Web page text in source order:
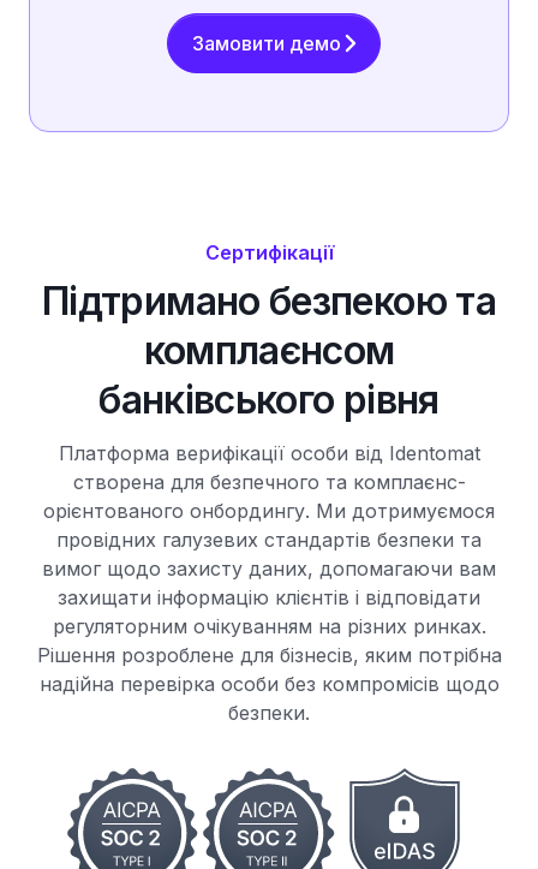
Замовити демо
Сертифікації
Підтримано безпекою та
комплаєнсом
банківського рівня
Платформа верифікації особи від Identomat
створена для безпечного та комплаєнс-
орієнтованого онбордингу. Ми дотримуємося
провідних галузевих стандартів безпеки та
вимог щодо захисту даних, допомагаючи вам
захищати інформацію клієнтів і відповідати
регуляторним очікуванням на різних ринках.
Рішення розроблене для бізнесів, яким потрібна
надійна перевірка особи без компромісів щодо
безпеки.